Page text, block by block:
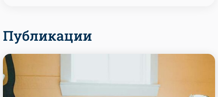
Публикации